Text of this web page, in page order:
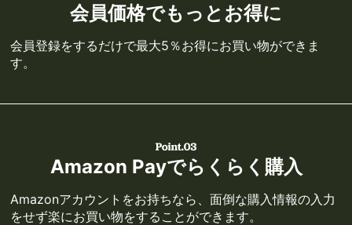
会員価格でもっとお得に
会員登録をするだけで最大5％お得にお買い物ができま
す。
Amazon Payでらくらく購入
Amazonアカウントをお持ちなら、面倒な購入情報の入力
をせず楽にお買い物をすることができます。